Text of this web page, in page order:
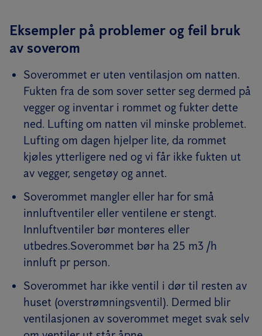
Eksempler på problemer og feil bruk
av soverom
Soverommet er uten ventilasjon om natten.
Fukten fra de som sover setter seg dermed på
vegger og inventar i rommet og fukter dette
ned. Lufting om natten vil minske problemet.
Lufting om dagen hjelper lite, da rommet
kjøles ytterligere ned og vi får ikke fukten ut
av vegger, sengetøy og annet.
Soverommet mangler eller har for små
innluftventiler eller ventilene er stengt.
Innluftventiler bør monteres eller
utbedres.Soverommet bør ha 25 m3 /h
innluft pr person.
Soverommet har ikke ventil i dør til resten av
huset (overstrømningsventil). Dermed blir
ventilasjonen av soverommet meget svak selv